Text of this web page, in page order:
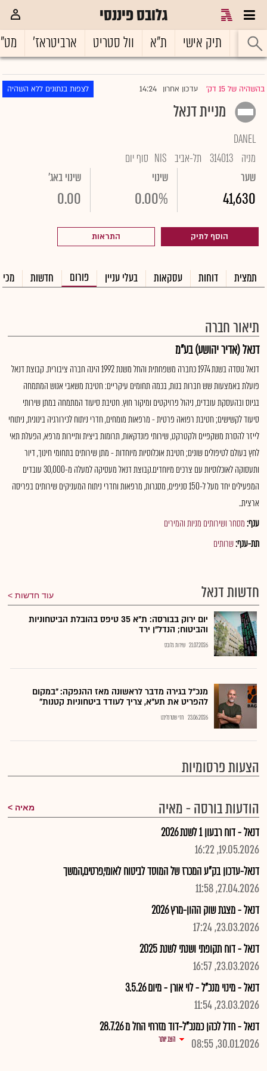
גלובס פיננסי
ראשי תיק אישי ת"א וול סטריט ארביטראז'
בהשהיה של 15 דק' |עדכון אחרון 14:24 לצפות בנתונים ללא השהיה
מניית דנאל
DANEL
מניה 314013 תל-אביב NIS סוף יום
שער
41,630
שינוי
0.00%
שינוי באג'
0.00
הוסף לתיק התראות
תמצית דוחות עסקאות בעלי עניין פורום חדשות
תיאור חברה
דנאל (אדיר יהושע) בע"מ
דנאל נוסדה בשנת 1974 כחברה משפחתית והחל משנת 1992 הינה חברה ציבורית. קבוצת דנאל
פועלת באמצעות שש חברות בנות, בכמה תחומים עיקריים: חטיבת משאבי אנוש המתמחה
בגיוס ובהעסקת עובדים, ניהול פרויקטים ומיקור חוץ. חטיבת סיעוד המתמחה במתן שירותי
סיעוד לקשישים; חטיבת רפואה פרטית - מרפאות מומחים, חדרי ניתוח לכירורגיה בינונית, ניתוחי
לייזר להסרת משקפיים ולקטרקט, שירותי פונדקאות, תרומות ביצית ותיירות מרפא, הפעלת תאי
לחץ בעולם לטיפולים שונים; חטיבת אוכלוסיות מיוחדות - מתן שירותים בתחומי חינוך, דיור
ותעסוקה לאוכלוסיות עם צרכים מיוחדים.קבוצת דנאל מעסיקה למעלה מ-30,000 עובדים
המפעילים יחד מעל ל-150 סניפים, מסגרות, מרפאות וחדרי ניתוח המעניקים שירותים בפריסה
ארצית..
ענף:מסחר ושירותים מניות והמירים
תת-ענף:שרותים
חדשות דנאל עוד חדשות
יום ירוק בבורסה: ת"א 35 טיפס בהובלת הביטחוניות
והביטוח; הנדל"ן ירד
21.07.2026 שירות גלובס
מנכ"ל בגירה מדבר לראשונה מאז ההנפקה: "במקום
להפריט את תע"א, צריך לעודד ביטחוניות קטנות"
23.06.2026 חזי שטרנליכט
הצעות פרסומיות
הודעות בורסה - מאיה
מאיה
דנאל - דוח רבעון 1 לשנת 2026
19.05.2026, 16:22
דנאל-עדכון בק"ע המכרז של המוסד לביטוח לאומי,פרטים,המשך
27.04.2026, 11:58
דנאל - מצגת שוק ההון-מרץ 2026
23.03.2026, 17:24
דנאל - דוח תקופתי ושנתי לשנת 2025
23.03.2026, 16:57
דנאל - מינוי מנכ"ל - לוי אורן - מיום 3.5.26
23.03.2026, 11:54
דנאל - חדל לכהן כמנכ"ל-דוד מזרחי החל מ 28.7.26
30.01.2026, 08:55
הצג יותר